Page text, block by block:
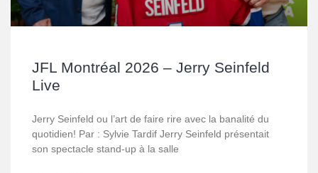
JFL Montréal 2026 – Jerry Seinfeld
Live
Jerry Seinfeld ou l’art de faire rire avec la banalité du
quotidien! Par : Sylvie Tardif Jerry Seinfeld présentait
son spectacle stand-up à la salle